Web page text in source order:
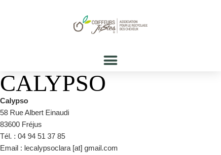
CALYPSO
Calypso
58 Rue Albert Einaudi
83600 Fréjus
Tél. : 04 94 51 37 85
Email : lecalypsoclara [at] gmail.com